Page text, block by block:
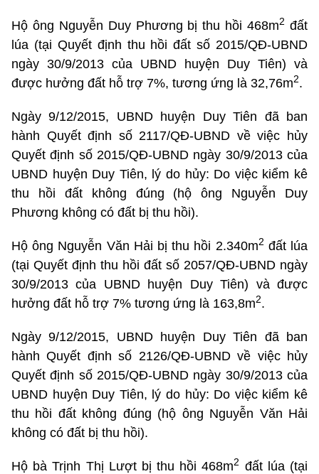
Hộ ông Nguyễn Duy Phương bị thu hồi 468m2 đất
lúa (tại Quyết định thu hồi đất số 2015/QĐ-UBND
ngày 30/9/2013 của UBND huyện Duy Tiên) và
được hưởng đất hỗ trợ 7%, tương ứng là 32,76m2.
Ngày 9/12/2015, UBND huyện Duy Tiên đã ban
hành Quyết định số 2117/QĐ-UBND về việc hủy
Quyết định số 2015/QĐ-UBND ngày 30/9/2013 của
UBND huyện Duy Tiên, lý do hủy: Do việc kiểm kê
thu hồi đất không đúng (hộ ông Nguyễn Duy
Phương không có đất bị thu hồi).
Hộ ông Nguyễn Văn Hải bị thu hồi 2.340m2 đất lúa
(tại Quyết định thu hồi đất số 2057/QĐ-UBND ngày
30/9/2013 của UBND huyện Duy Tiên) và được
hưởng đất hỗ trợ 7% tương ứng là 163,8m2.
Ngày 9/12/2015, UBND huyện Duy Tiên đã ban
hành Quyết định số 2126/QĐ-UBND về việc hủy
Quyết định số 2015/QĐ-UBND ngày 30/9/2013 của
UBND huyện Duy Tiên, lý do hủy: Do việc kiểm kê
thu hồi đất không đúng (hộ ông Nguyễn Văn Hải
không có đất bị thu hồi).
Hộ bà Trịnh Thị Lượt bị thu hồi 468m2 đất lúa (tại